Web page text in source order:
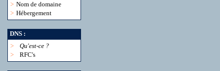
> Nom de domaine
> Hébergement
DNS :
>
Qu'est-ce ?
>
RFC's